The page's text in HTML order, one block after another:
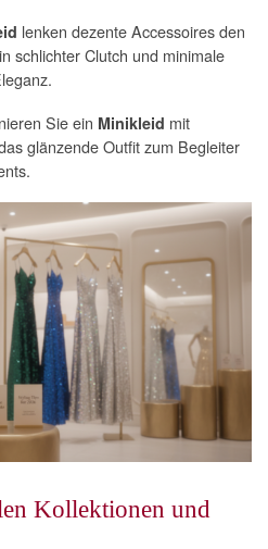
lenken dezente Accessoires den
schlichter Clutch und minimale
Sie ein Minikleid mit
glänzende Outfit zum Begleiter
Kollektionen und